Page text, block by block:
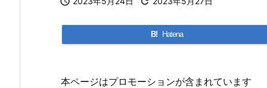
B! Hatena
本ページはプロモーションが含まれています